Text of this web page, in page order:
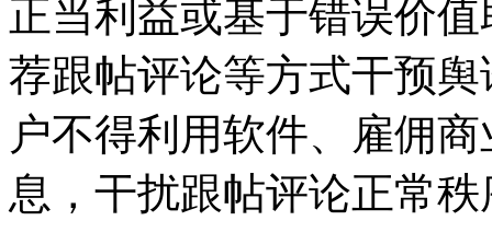
正当利益或基于错误价
荐跟帖评论等方式干预
户不得利用软件、雇佣
息，干扰跟帖评论正常